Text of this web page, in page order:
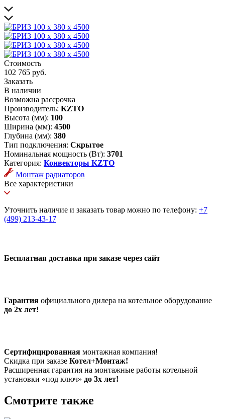
Стоимость
102 765 руб.
Заказать
В наличии
Возможна рассрочка
Производитель: KZTO
Высота (мм): 100
Ширина (мм): 4500
Глубина (мм): 380
Тип подключения: Скрытое
Номинальная мощность (Вт): 3701
Категория: Конвекторы KZTO
Монтаж радиаторов
Все характеристики
Уточнить наличие и заказать товар можно по телефону: +7
(499) 213-43-17
Бесплатная доставка при заказе через сайт
Гарантия официального дилера на котельное оборудование
до 2х лет!
Сертифицированная монтажная компания!
Скидка при заказе Котел+Монтаж!
Расширенная гарантия на монтажные работы котельной
установки «под ключ» до 3х лет!
Смотрите также